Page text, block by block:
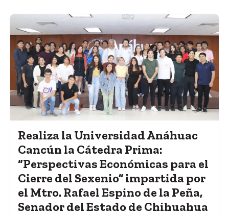
Realiza la Universidad Anáhuac
Cancún la Cátedra Prima:
“Perspectivas Económicas para el
Cierre del Sexenio” impartida por
el Mtro. Rafael Espino de la Peña,
Senador del Estado de Chihuahua